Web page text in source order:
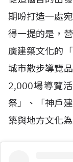
期盼打造一處
得一提的是，
廣建築文化的
城市散步導覽
2,000場導覽
祭」、「神戶
築與地方文化